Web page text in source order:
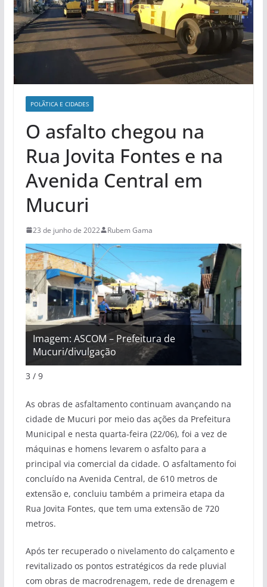
POLÃ­TICA E CIDADES
O asfalto chegou na
Rua Jovita Fontes e na
Avenida Central em
Mucuri
23 de junho de 2022 Rubem Gama
Imagem: ASCOM – Prefeitura de
Mucuri/divulgação
4 / 9
As obras de asfaltamento continuam avançando na
cidade de Mucuri por meio das ações da Prefeitura
Municipal e nesta quarta-feira (22/06), foi a vez de
máquinas e homens levarem o asfalto para a
principal via comercial da cidade. O asfaltamento foi
concluído na Avenida Central, de 610 metros de
extensão e, concluiu também a primeira etapa da
Rua Jovita Fontes, que tem uma extensão de 720
metros.
Após ter recuperado o nivelamento do calçamento e
revitalizado os pontos estratégicos da rede pluvial
com obras de macrodrenagem, rede de drenagem e